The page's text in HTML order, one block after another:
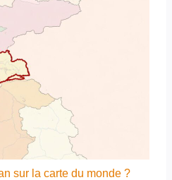
sur la carte du monde ?